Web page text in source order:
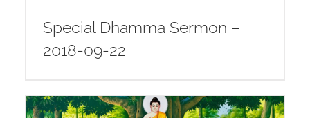
Special Dhamma Sermon –
2018-09-22